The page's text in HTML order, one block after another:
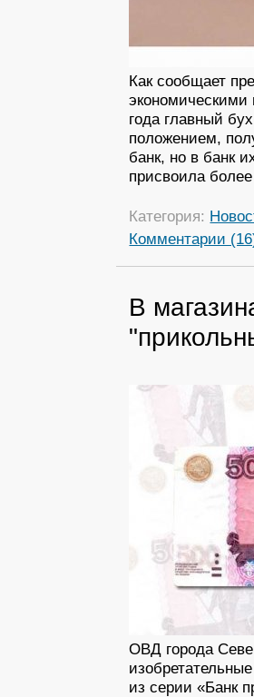
Как сообщает
экономическими
года главный
положением,
банк, но в банк
присвоила
Категория:
Комментарии
В
ОВД города
из серии «Банк